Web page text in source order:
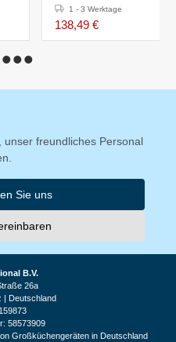
340x590x(h)240mm
1 - 3 Werktage
138,49 €
freundliches Personal
Sie uns
B.V.
26a
| Deutschland
58573909
Großküchengeräten in Deutschland